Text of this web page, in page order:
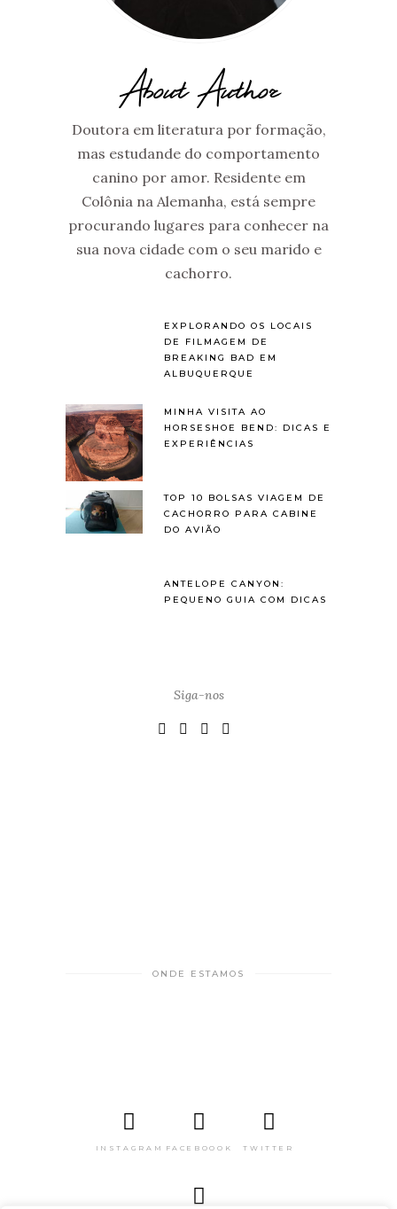
About Author
Doutora em literatura por formação,
mas estudande do comportamento
canino por amor. Residente em
Colônia na Alemanha, está sempre
procurando lugares para conhecer na
sua nova cidade com o seu marido e
cachorro.
EXPLORANDO OS LOCAIS
DE FILMAGEM DE
BREAKING BAD EM
ALBUQUERQUE
MINHA VISITA AO
HORSESHOE BEND: DICAS E
EXPERIÊNCIAS
TOP 10 BOLSAS VIAGEM DE
CACHORRO PARA CABINE
DO AVIÃO
ANTELOPE CANYON:
PEQUENO GUIA COM DICAS
Siga-nos
ONDE ESTAMOS
INSTAGRAM FACEBOOOK TWITTER